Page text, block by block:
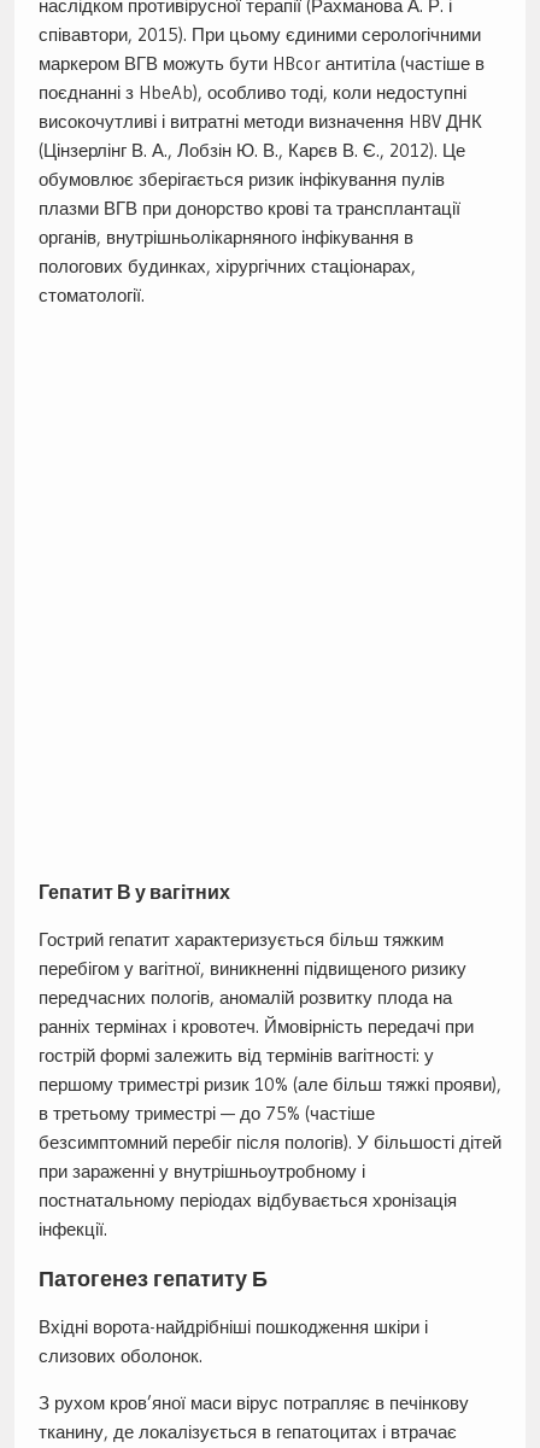
наслідком противірусної терапії (Рахманова А. Р. і
співавтори, 2015). При цьому єдиними серологічними
маркером ВГВ можуть бути HBcor антитіла (частіше в
поєднанні з HbeAb), особливо тоді, коли недоступні
високочутливі і витратні методи визначення HBV ДНК
(Цінзерлінг В. А., Лобзін Ю. В., Карєв В. Є., 2012). Це
обумовлює зберігається ризик інфікування пулів
плазми ВГВ при донорство крові та трансплантації
органів, внутрішньолікарняного інфікування в
пологових будинках, хірургічних стаціонарах,
стоматології.
Гепатит В у вагітних
Гострий гепатит характеризується більш тяжким
перебігом у вагітної, виникненні підвищеного ризику
передчасних пологів, аномалій розвитку плода на
ранніх термінах і кровотеч. Ймовірність передачі при
гострій формі залежить від термінів вагітності: у
першому триместрі ризик 10% (але більш тяжкі прояви),
в третьому триместрі — до 75% (частіше
безсимптомний перебіг після пологів). У більшості дітей
при зараженні у внутрішньоутробному і
постнатальному періодах відбувається хронізація
інфекції.
Патогенез гепатиту Б
Вхідні ворота-найдрібніші пошкодження шкіри і
слизових оболонок.
З рухом кров’яної маси вірус потрапляє в печінкову
тканину, де локалізується в гепатоцитах і втрачає